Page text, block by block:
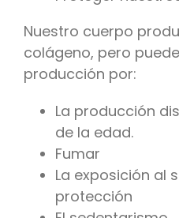
Nuestro cuerpo
colágeno, pero
producción por:
La producción
de la edad.
Fumar
La exposición al
protección